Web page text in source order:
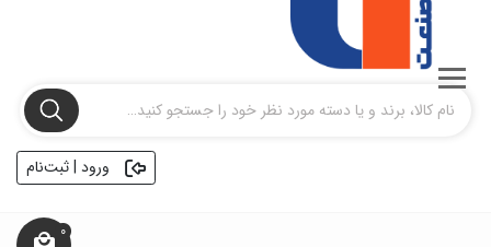
ورود | ثبت‌نام
0